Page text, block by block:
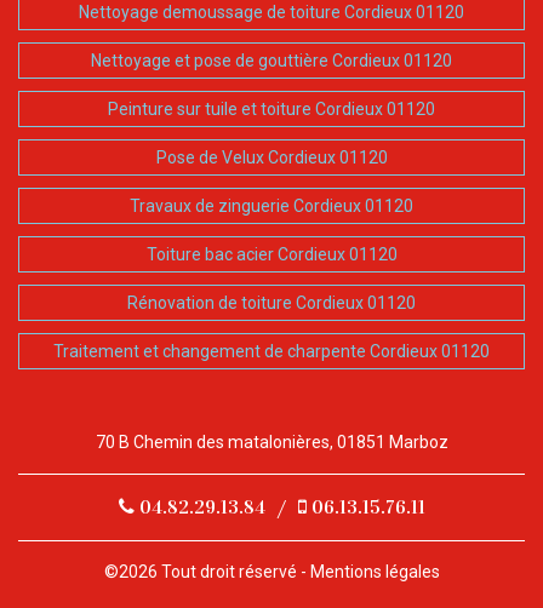
Nettoyage demoussage de toiture Cordieux 01120
Nettoyage et pose de gouttière Cordieux 01120
Peinture sur tuile et toiture Cordieux 01120
Pose de Velux Cordieux 01120
Travaux de zinguerie Cordieux 01120
Toiture bac acier Cordieux 01120
Rénovation de toiture Cordieux 01120
Traitement et changement de charpente Cordieux 01120
70 B Chemin des matalonières, 01851 Marboz
04.82.29.13.84 / 06.13.15.76.11
©2026 Tout droit réservé - Mentions légales